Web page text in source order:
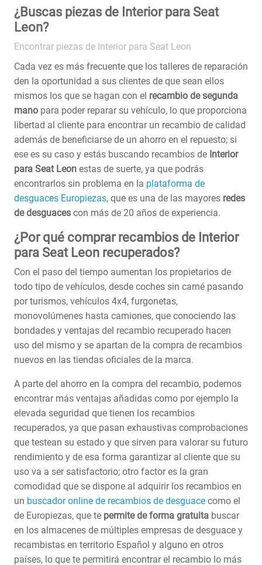
¿Buscas piezas de Interior para Seat
Leon?
Encontrar piezas de Interior para Seat Leon
Cada vez es más frecuente que los talleres de reparación
den la oportunidad a sus clientes de que sean ellos
mismos los que se hagan con el recambio de segunda
mano para poder reparar su vehículo, lo que proporciona
libertad al cliente para encontrar un recambio de calidad
además de beneficiarse de un ahorro en el repuesto; si
ese es su caso y estás buscando recambios de Interior
para Seat Leon estas de suerte, ya que podrás
encontrarlos sin problema en la plataforma de
desguaces Europiezas, que es una de las mayores redes
de desguaces con más de 20 años de experiencia.
¿Por qué comprar recambios de Interior
para Seat Leon recuperados?
Con el paso del tiempo aumentan los propietarios de
todo tipo de vehículos, desde coches sin carné pasando
por turismos, vehículos 4x4, furgonetas,
monovolúmenes hasta camiones, que conociendo las
bondades y ventajas del recambio recuperado hacen
uso del mismo y se apartan de la compra de recambios
nuevos en las tiendas oficiales de la marca.
A parte del ahorro en la compra del recambio, podemos
encontrar más ventajas añadidas como por ejemplo la
elevada seguridad que tienen los recambios
recuperados, ya que pasan exhaustivas comprobaciones
que testean su estado y que sirven para valorar su futuro
rendimiento y de esa forma garantizar al cliente que su
uso va a ser satisfactorio; otro factor es la gran
comodidad que se dispone al adquirir los recambios en
un buscador online de recambios de desguace como el
de Europiezas, que te permite de forma gratuita buscar
en los almacenes de múltiples empresas de desguace y
recambistas en territorio Español y alguno en otros
países, lo que te permitirá encontrar el recambio lo más